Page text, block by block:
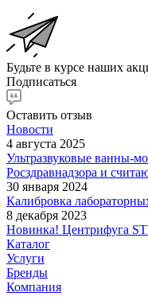
Будьте в курсе наших
Подписаться
Оставить отзыв
Новости
4 августа 2025
Ультразвуковые ванны-
Росздравнадзора и
30 января 2024
Калибровка
8 декабря 2023
Новинка! Центрифуга
Каталог
Услуги
Бренды
Компания